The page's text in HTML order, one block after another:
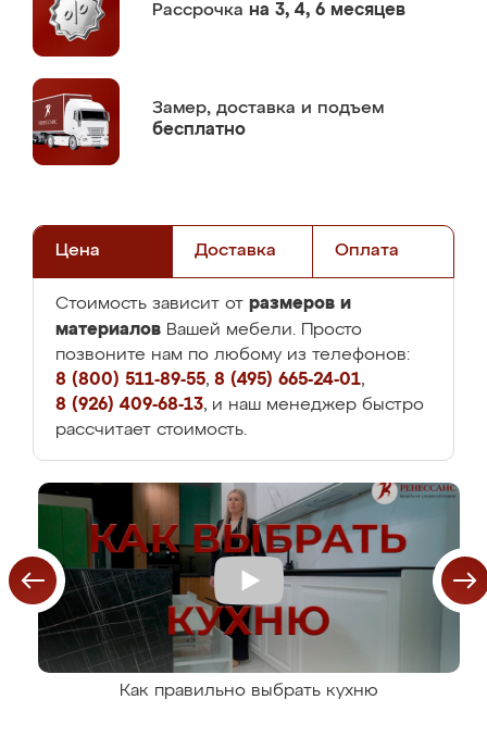
Рассрочка на 3, 4, 6 месяцев
Замер, доставка и подъем
бесплатно
Цена Доставка Оплата
Стоимость зависит от размеров и
материалов Вашей мебели. Просто
позвоните нам по любому из телефонов:
8 (800) 511-89-55, 8 (495) 665-24-01,
8 (926) 409-68-13, и наш менеджер быстро
рассчитает стоимость.
Как правильно выбрать кухню